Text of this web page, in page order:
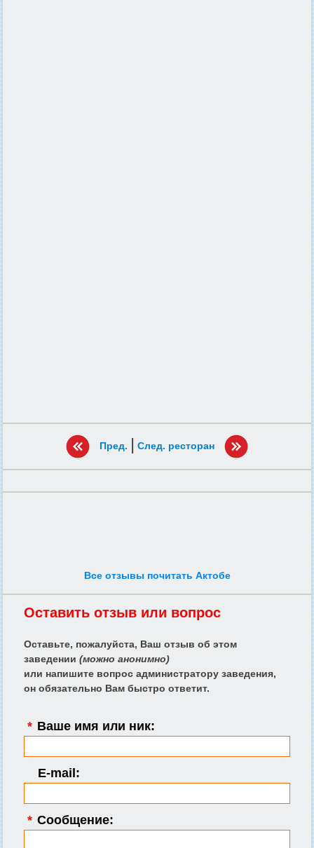
Пред. | След. ресторан
Все отзывы почитать Актобе
Оставить отзыв или вопрос
Оставьте, пожалуйста, Ваш отзыв об этом
заведении (можно анонимно)
или напишите вопрос администратору заведения,
он обязательно Вам быстро ответит.
* Ваше имя или ник:
E-mail:
* Сообщение: